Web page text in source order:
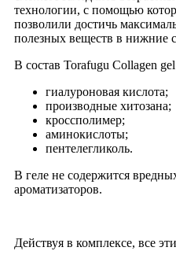
технологии, с помощью
позволили достичь
полезных веществ в нижние
В состав Torafugu Collagen
гиалуроновая кислота;
производные хитозана;
кроссполимер;
аминокислоты;
пентелегликоль.
В геле не содержится
ароматизаторов.
Действуя в комплексе, все